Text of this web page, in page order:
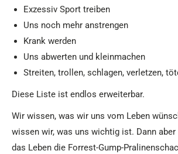
Exzessiv Sport treiben
Uns noch mehr anstrengen
Krank werden
Uns abwerten und kleinmachen
Streiten, trollen, schlagen, verletzen,
Diese Liste ist endlos erweiterbar.
Wir wissen, was wir uns vom Leben
wissen wir, was uns wichtig ist. Dann
das Leben die Forrest-Gump-